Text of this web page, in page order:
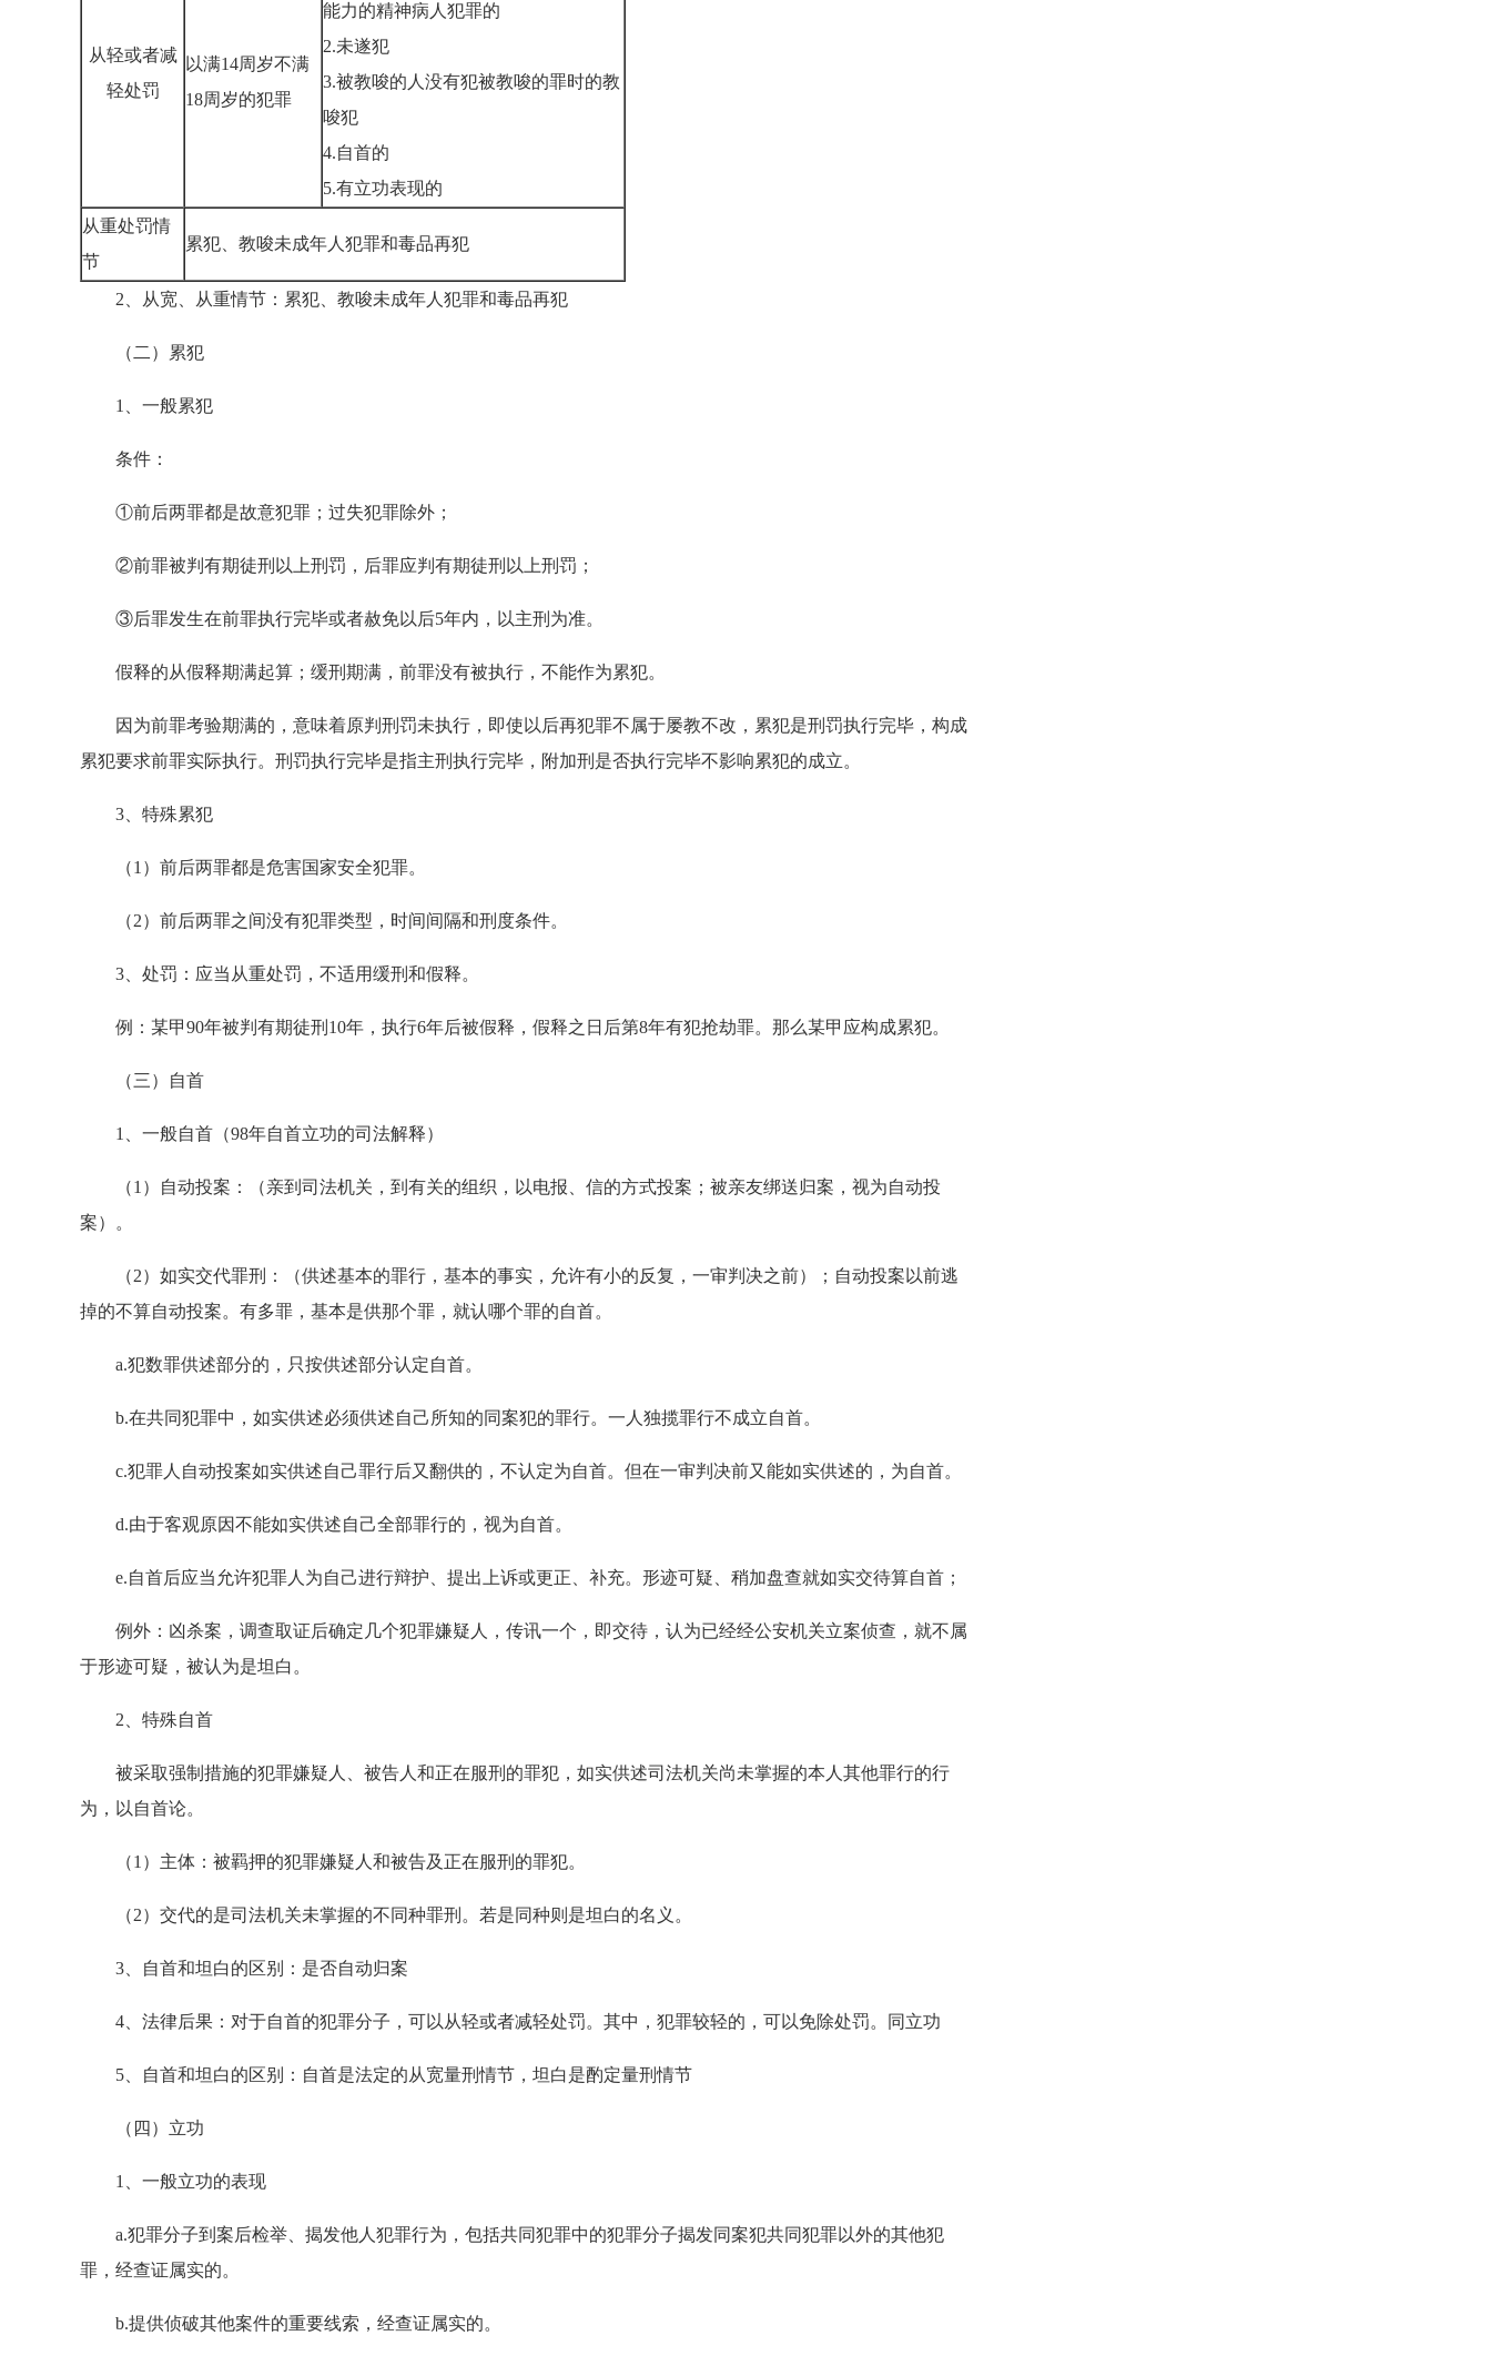
从轻或者减
轻处罚
以满14周岁不满
18周岁的犯罪
能力的精神病人犯罪的
2.未遂犯
3.被教唆的人没有犯被教唆的罪时的教
唆犯
4.自首的
5.有立功表现的
从重处罚情
节
累犯、教唆未成年人犯罪和毒品再犯
2、从宽、从重情节：累犯、教唆未成年人犯罪和毒品再犯
（二）累犯
1、一般累犯
条件：
①前后两罪都是故意犯罪；过失犯罪除外；
②前罪被判有期徒刑以上刑罚，后罪应判有期徒刑以上刑罚；
③后罪发生在前罪执行完毕或者赦免以后5年内，以主刑为准。
假释的从假释期满起算；缓刑期满，前罪没有被执行，不能作为累犯。
因为前罪考验期满的，意味着原判刑罚未执行，即使以后再犯罪不属于屡教不改，累犯是刑罚执行完毕，构成
累犯要求前罪实际执行。刑罚执行完毕是指主刑执行完毕，附加刑是否执行完毕不影响累犯的成立。
3、特殊累犯
（1）前后两罪都是危害国家安全犯罪。
（2）前后两罪之间没有犯罪类型，时间间隔和刑度条件。
3、处罚：应当从重处罚，不适用缓刑和假释。
例：某甲90年被判有期徒刑10年，执行6年后被假释，假释之日后第8年有犯抢劫罪。那么某甲应构成累犯。
（三）自首
1、一般自首（98年自首立功的司法解释）
（1）自动投案：（亲到司法机关，到有关的组织，以电报、信的方式投案；被亲友绑送归案，视为自动投
案）。
（2）如实交代罪刑：（供述基本的罪行，基本的事实，允许有小的反复，一审判决之前）；自动投案以前逃
掉的不算自动投案。有多罪，基本是供那个罪，就认哪个罪的自首。
a.犯数罪供述部分的，只按供述部分认定自首。
b.在共同犯罪中，如实供述必须供述自己所知的同案犯的罪行。一人独揽罪行不成立自首。
c.犯罪人自动投案如实供述自己罪行后又翻供的，不认定为自首。但在一审判决前又能如实供述的，为自首。
d.由于客观原因不能如实供述自己全部罪行的，视为自首。
e.自首后应当允许犯罪人为自己进行辩护、提出上诉或更正、补充。形迹可疑、稍加盘查就如实交待算自首；
例外：凶杀案，调查取证后确定几个犯罪嫌疑人，传讯一个，即交待，认为已经经公安机关立案侦查，就不属
于形迹可疑，被认为是坦白。
2、特殊自首
被采取强制措施的犯罪嫌疑人、被告人和正在服刑的罪犯，如实供述司法机关尚未掌握的本人其他罪行的行
为，以自首论。
（1）主体：被羁押的犯罪嫌疑人和被告及正在服刑的罪犯。
（2）交代的是司法机关未掌握的不同种罪刑。若是同种则是坦白的名义。
3、自首和坦白的区别：是否自动归案
4、法律后果：对于自首的犯罪分子，可以从轻或者减轻处罚。其中，犯罪较轻的，可以免除处罚。同立功
5、自首和坦白的区别：自首是法定的从宽量刑情节，坦白是酌定量刑情节
（四）立功
1、一般立功的表现
a.犯罪分子到案后检举、揭发他人犯罪行为，包括共同犯罪中的犯罪分子揭发同案犯共同犯罪以外的其他犯
罪，经查证属实的。
b.提供侦破其他案件的重要线索，经查证属实的。